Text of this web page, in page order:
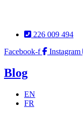
conteúdo 226 009 494
Facebook-f
Instagram
Blog
EN
FR